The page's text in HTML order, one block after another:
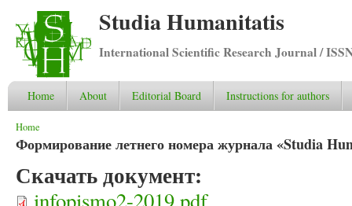
Studia Humanitatis
International Scientific Research Journal /
Home About Editorial Board Instructions for authors
You are here
Home
Формирование летнего номера журнала «Studia
Скачать документ: